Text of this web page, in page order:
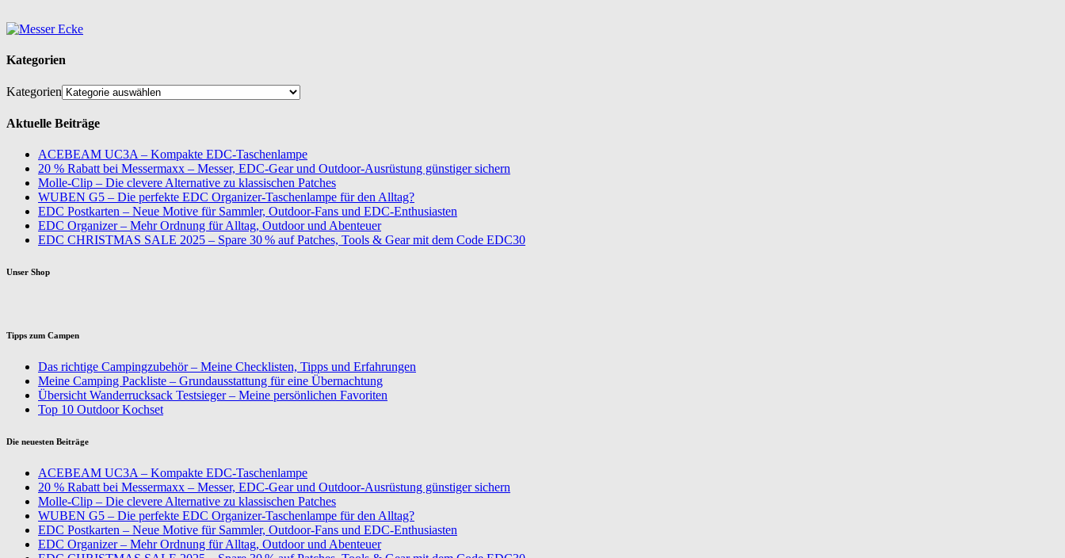
Kategorien
Kategorien
Aktuelle Beiträge
ACEBEAM UC3A – Kompakte EDC-Taschenlampe
20 % Rabatt bei Messermaxx – Messer, EDC-Gear und Outdoor-Ausrüstung günstiger sichern
Molle-Clip – Die clevere Alternative zu klassischen Patches
WUBEN G5 – Die perfekte EDC Organizer-Taschenlampe für den Alltag?
EDC Postkarten – Neue Motive für Sammler, Outdoor-Fans und EDC-Enthusiasten
EDC Organizer – Mehr Ordnung für Alltag, Outdoor und Abenteuer
EDC CHRISTMAS SALE 2025 – Spare 30 % auf Patches, Tools & Gear mit dem Code EDC30
Unser Shop
Tipps zum Campen
Das richtige Campingzubehör – Meine Checklisten, Tipps und Erfahrungen
Meine Camping Packliste – Grundausstattung für eine Übernachtung
Übersicht Wanderrucksack Testsieger – Meine persönlichen Favoriten
Top 10 Outdoor Kochset
Die neuesten Beiträge
ACEBEAM UC3A – Kompakte EDC-Taschenlampe
20 % Rabatt bei Messermaxx – Messer, EDC-Gear und Outdoor-Ausrüstung günstiger sichern
Molle-Clip – Die clevere Alternative zu klassischen Patches
WUBEN G5 – Die perfekte EDC Organizer-Taschenlampe für den Alltag?
EDC Postkarten – Neue Motive für Sammler, Outdoor-Fans und EDC-Enthusiasten
EDC Organizer – Mehr Ordnung für Alltag, Outdoor und Abenteuer